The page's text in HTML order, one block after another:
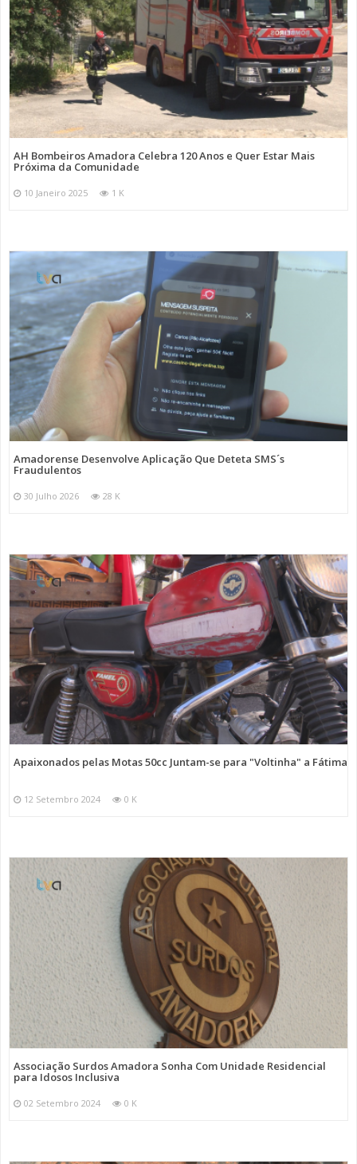
AH Bombeiros Amadora Celebra 120 Anos e Quer Estar Mais
Próxima da Comunidade
10 Janeiro 2025 1 K
Amadorense Desenvolve Aplicação Que Deteta SMS´s
Fraudulentos
30 Julho 2026 28 K
Apaixonados pelas Motas 50cc Juntam-se para "Voltinha" a Fátima
12 Setembro 2024 0 K
Associação Surdos Amadora Sonha Com Unidade Residencial
para Idosos Inclusiva
02 Setembro 2024 0 K